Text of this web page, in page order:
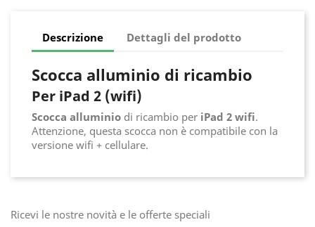
Descrizione Dettagli del prodotto
Scocca alluminio di ricambio
Per iPad 2 (wifi)
Scocca alluminio di ricambio per iPad 2 wifi.
Attenzione, questa scocca non è compatibile con la
versione wifi + cellulare.
Ricevi le nostre novità e le offerte speciali